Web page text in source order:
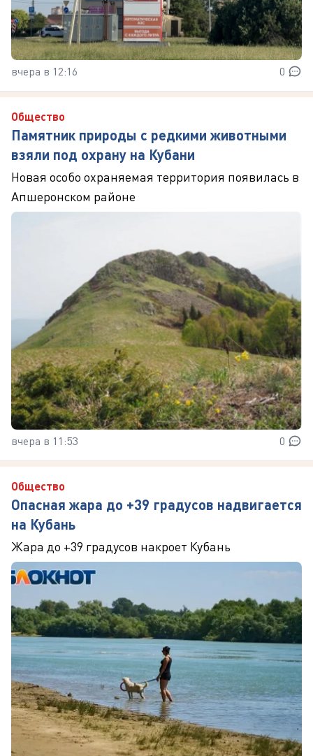
вчера в 12:16 0
Общество
Памятник природы с редкими животными
взяли под охрану на Кубани
Новая особо охраняемая территория появилась в
Апшеронском районе
вчера в 11:53 0
Общество
Опасная жара до +39 градусов надвигается
на Кубань
Жара до +39 градусов накроет Кубань